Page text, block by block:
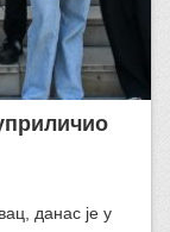
данас је у